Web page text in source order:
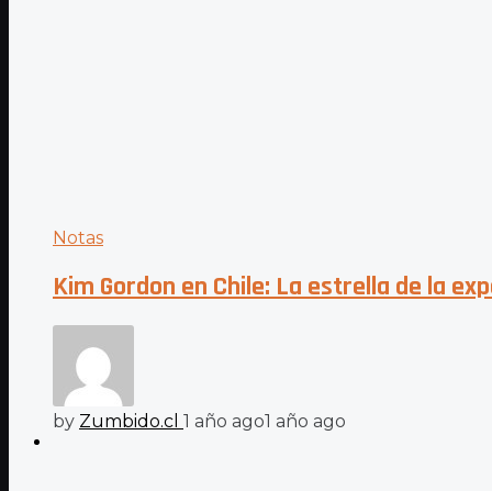
Notas
Kim Gordon en Chile: La estrella de la
by Zumbido.cl 1 año ago1 año ago